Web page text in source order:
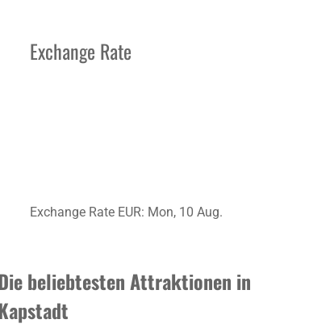
Exchange Rate
Exchange Rate EUR: Mon, 10 Aug.
beliebtesten Attraktionen in